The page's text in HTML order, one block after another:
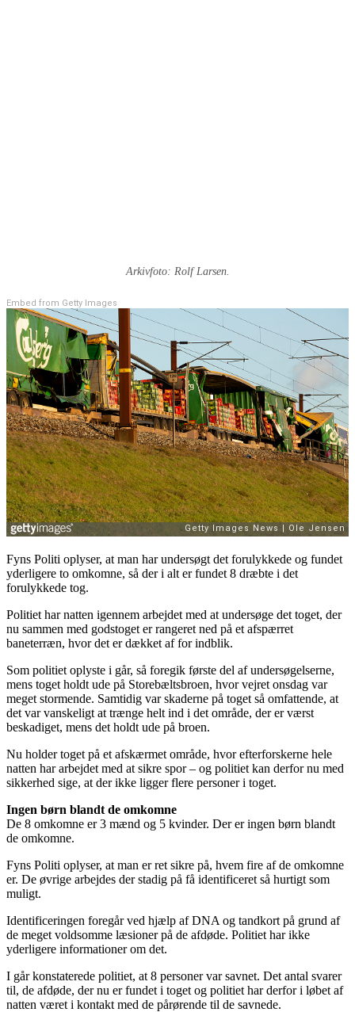
Arkivfoto: Rolf Larsen.
Embed from Getty Images
Fyns Politi oplyser, at man har undersøgt det forulykkede og fundet
yderligere to omkomne, så der i alt er fundet 8 dræbte i det
forulykkede tog.
Politiet har natten igennem arbejdet med at undersøge det toget, der
nu sammen med godstoget er rangeret ned på et afspærret
baneterræn, hvor det er dækket af for indblik.
Som politiet oplyste i går, så foregik første del af undersøgelserne,
mens toget holdt ude på Storebæltsbroen, hvor vejret onsdag var
meget stormende. Samtidig var skaderne på toget så omfattende, at
det var vanskeligt at trænge helt ind i det område, der er værst
beskadiget, mens det holdt ude på broen.
Nu holder toget på et afskærmet område, hvor efterforskerne hele
natten har arbejdet med at sikre spor – og politiet kan derfor nu med
sikkerhed sige, at der ikke ligger flere personer i toget.
Ingen børn blandt de omkomne
De 8 omkomne er 3 mænd og 5 kvinder. Der er ingen børn blandt
de omkomne.
Fyns Politi oplyser, at man er ret sikre på, hvem fire af de omkomne
er. De øvrige arbejdes der stadig på få identificeret så hurtigt som
muligt.
Identificeringen foregår ved hjælp af DNA og tandkort på grund af
de meget voldsomme læsioner på de afdøde. Politiet har ikke
yderligere informationer om det.
I går konstaterede politiet, at 8 personer var savnet. Det antal svarer
til, de afdøde, der nu er fundet i toget og politiet har derfor i løbet af
natten været i kontakt med de pårørende til de savnede.